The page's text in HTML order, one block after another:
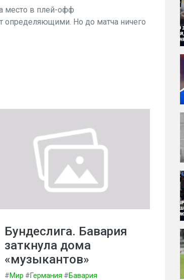
место в плей-офф
определяющими. Но до матча ничего
Бундеслига. Бавария
заткнула дома
«музыкантов»
#Мир #Германия #Бавария